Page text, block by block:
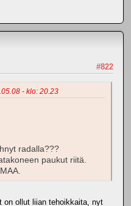
#822
- klo: 20.23
radalla???
paukut riitä.
on ollut liian tehoikkaita, nyt